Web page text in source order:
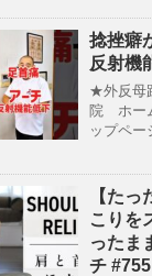
捻挫癖
反射機
★外反母
院 ホー
ップペ
【た
こりを
ったま
チ #755